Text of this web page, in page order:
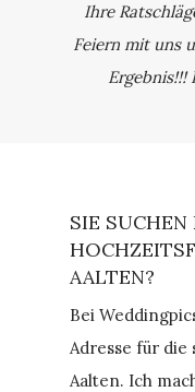
Ihre
Feiern mit uns
Ergebnis!!!
SIE SUCHEN
AALTEN?
Bei
Adresse für
Aalten. Ich